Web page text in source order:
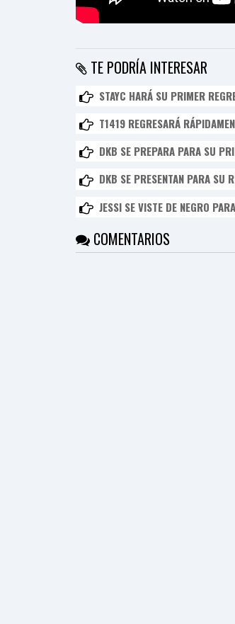
TE PODRÍA INTERESAR
STAYC HARÁ SU PRIMER
T1419 REGRESARÁ
DKB SE PREPARA PARA SU
DKB SE PRESENTAN PARA SU
JESSI SE VISTE DE NEGRO
COMENTARIOS